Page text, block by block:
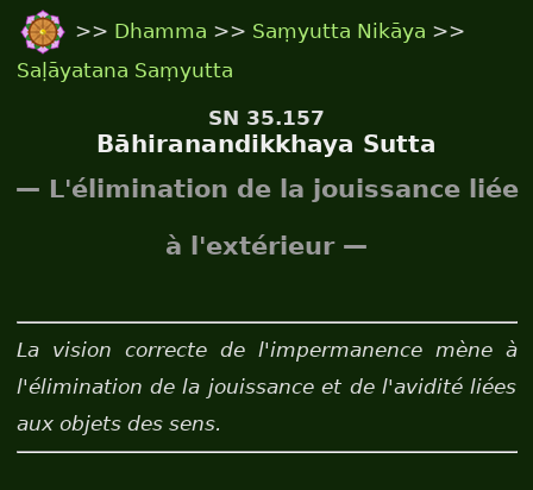
>> Dhamma >> Saṃyutta Nikāya >>
Saḷāyatana Saṃyutta
SN 35.157
Bāhiranandikkhaya Sutta
— L'élimination de la jouissance liée
à l'extérieur —
La vision correcte de l'impermanence mène à
l'élimination de la jouissance et de l'avidité liées
aux objets des sens.